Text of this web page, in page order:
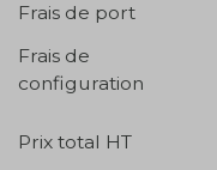
Frais de port
Frais de
configuration
Prix total HT